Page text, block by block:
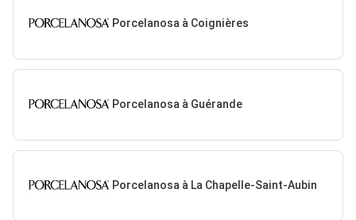
Porcelanosa à Coignières
Porcelanosa à Guérande
Porcelanosa à La Chapelle-Saint-Aubin